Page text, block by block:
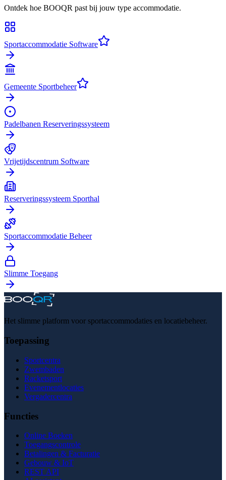
Ontdek hoe BOOQR past bij jouw type accommodatie.
Sportaccommodatie Software
Gemeente Sportbeheer
Padelbanen Reserveringssysteem
Vrijetijdscentrum Software
Reserveringssysteem Sporthal
Sportaccommodatie Beheer
Slimme Toegang
Het slimme platform voor sportaccommodaties en locatiebeheer.
Toepassing
Sportcentra
Zwembaden
Racketsport
Evenementlocaties
Vergadercentra
Functies
Online Boeken
Toegangscontrole
Betalingen & Facturatie
Gebouw & IoT
REST API